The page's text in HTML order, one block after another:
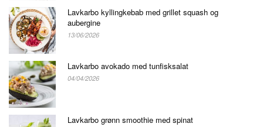
Lavkarbo kyllingkebab med grillet squash og
aubergine
13/06/2026
Lavkarbo avokado med tunfisksalat
04/04/2026
Lavkarbo grønn smoothie med spinat